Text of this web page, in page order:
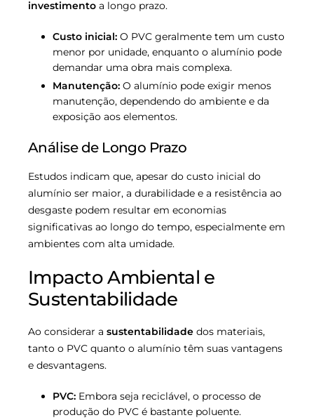
investimento a longo prazo.
Custo inicial: O PVC geralmente tem um custo
menor por unidade, enquanto o alumínio pode
demandar uma obra mais complexa.
Manutenção: O alumínio pode exigir menos
manutenção, dependendo do ambiente e da
exposição aos elementos.
Análise de Longo Prazo
Estudos indicam que, apesar do custo inicial do
alumínio ser maior, a durabilidade e a resistência ao
desgaste podem resultar em economias
significativas ao longo do tempo, especialmente em
ambientes com alta umidade.
Impacto Ambiental e
Sustentabilidade
Ao considerar a sustentabilidade dos materiais,
tanto o PVC quanto o alumínio têm suas vantagens
e desvantagens.
PVC: Embora seja reciclável, o processo de
produção do PVC é bastante poluente.